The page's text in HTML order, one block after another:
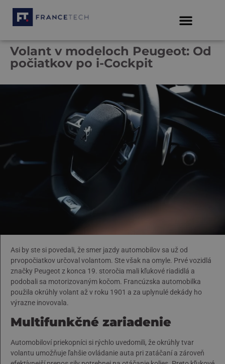
Volant v modeloch Peugeot: Od
počiatkov po i-Cockpit
Asi by ste si povedali, že smer jazdy automobilov sa už od
prvopočiatkov určoval volantom. Ste však na omyle. Prvé vozidlá
značky Peugeot z konca 19. storočia mali kľukové riadidlá a
podobali sa motorizovaným kočom. Francúzska automobilka
použila okrúhly volant až v roku 1901 a za uplynulé dekády ho
výrazne inovovala.
Multifunkčné zariadenie
Automobiloví priekopníci si rýchlo uvedomili, že okrúhly tvar
volantu umožňuje ľahšie ovládanie auta pri zatáčaní a zároveň